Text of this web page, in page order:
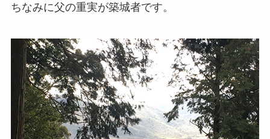
ちなみに父の重実が築城者です。